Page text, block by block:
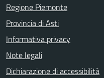
Regione Piemonte
Provincia di Asti
Informativa privacy
Note legali
Dichiarazione di accessibilità